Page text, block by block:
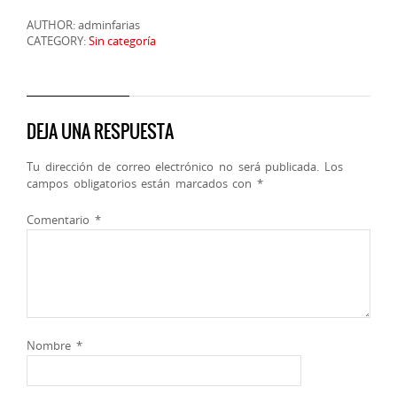
AUTHOR: adminfarias
CATEGORY:Sin categoría
DEJA UNA RESPUESTA
Tu dirección de correo electrónico no será publicada. Los
campos obligatorios están marcados con *
Comentario *
Nombre *